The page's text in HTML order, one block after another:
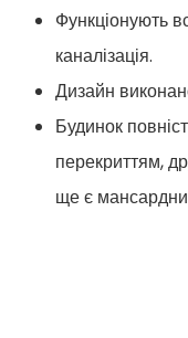
Функціонують
каналізація.
Дизайн
Будинок
перекриттям,
ще є